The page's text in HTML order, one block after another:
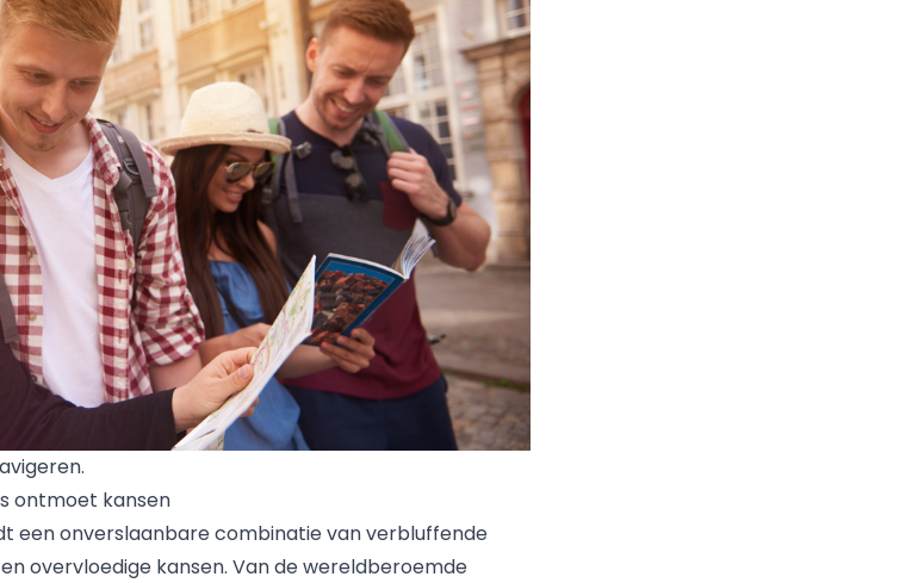
ontmoet kansen
een onverslaanbare combinatie van verbluffende
overvloedige kansen. Van de wereldberoemde